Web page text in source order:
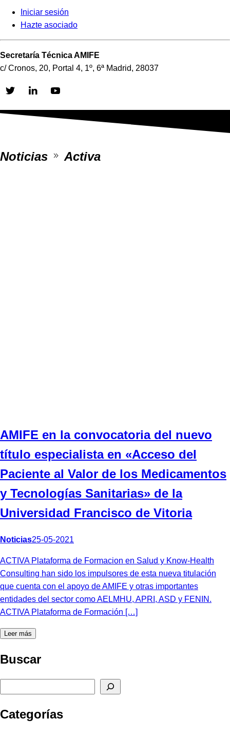
Iniciar sesión
Hazte asociado
Secretaría Técnica AMIFE
c/ Cronos, 20, Portal 4, 1º, 6ª Madrid, 28037
Skip
Noticias Activa
AMIFE en la convocatoria del nuevo
título especialista en «Acceso del
Paciente al Valor de los Medicamentos
y Tecnologías Sanitarias» de la
Universidad Francisco de Vitoria
Noticias25-05-2021
ACTIVA Plataforma de Formacion en Salud y Know-Health
Consulting han sido los impulsores de esta nueva titulación
que cuenta con el apoyo de AMIFE y otras importantes
entidades del sector como AELMHU, APRI, ASD y FENIN.
ACTIVA Plataforma de Formación […]
Leer más
Buscar
Categorías